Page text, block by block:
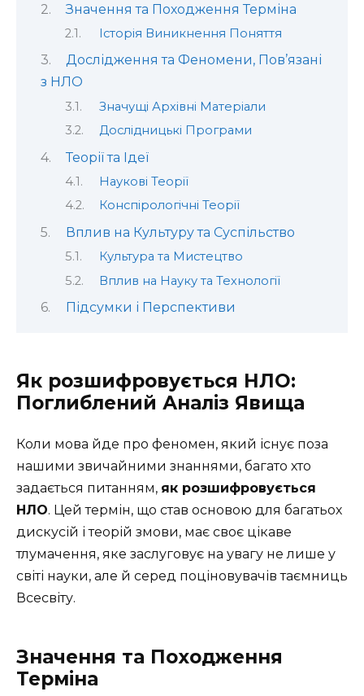
Значення та Походження Терміна
Історія Виникнення Поняття
Дослідження та Феномени, Пов’язані
з НЛО
Значущі Архівні Матеріали
Дослідницькі Програми
Теорії та Ідеї
Наукові Теорії
Конспірологічні Теорії
Вплив на Культуру та Суспільство
Культура та Мистецтво
Вплив на Науку та Технології
Підсумки і Перспективи
Як розшифровується НЛО:
Поглиблений Аналіз Явища
Коли мова йде про феномен, який існує поза
нашими звичайними знаннями, багато хто
задається питанням, як розшифровується
НЛО. Цей термін, що став основою для багатьох
дискусій і теорій змови, має своє цікаве
тлумачення, яке заслуговує на увагу не лише у
світі науки, але й серед поціновувачів таємниць
Всесвіту.
Значення та Походження
Терміна